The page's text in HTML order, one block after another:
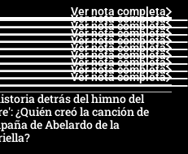
Ver nota completa
Ver nota completa
Ver nota completa
Ver nota completa
Ver nota completa
Ver nota completa
Ver nota completa
Ver nota completa
Ver nota completa
Ver nota completa
detrás del himno del
¿Quién creó la canción de
de Abelardo de la